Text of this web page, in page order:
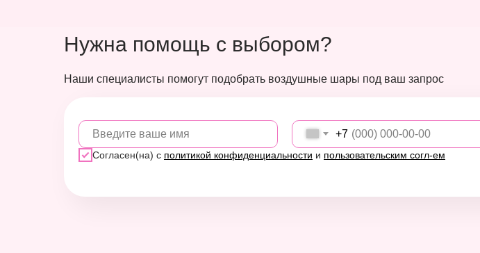
Наши специалисты помогут подобрать воздушные шары под ваш запрос
Введите ваше имя +7
Согласен(на) с политикой конфиденциальности и пользовательским согл-ем
Нужна помощь с выбором?